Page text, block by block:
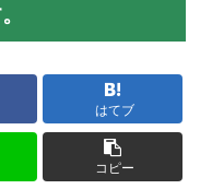
はてブ
コピー